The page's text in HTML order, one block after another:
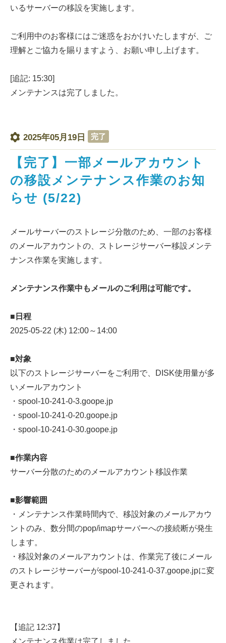
いるサーバーの移設を実施します。
ご利用中のお客様にはご迷惑をおかけいたしますが、ご
理解とご協力を賜りますよう、お願い申し上げます。
[追記: 15:30]
メンテナンスは完了しました。
2025年05月19日 完了
【完了】一部メールアカウント
の移設メンテナンス作業のお知
らせ (5/22)
メールサーバーのストレージ分散のため、一部のお客様
のメールアカウントの、ストレージサーバー移設メンテ
ナンス作業を実施します。
メンテナンス作業中もメールのご利用は可能です。
■日程
2025-05-22 (木) 12:00～14:00
■対象
以下のストレージサーバーをご利用で、DISK使用量が多
いメールアカウント
・spool-10-241-0-3.goope.jp
・spool-10-241-0-20.goope.jp
・spool-10-241-0-30.goope.jp
■作業内容
サーバー分散のためのメールアカウント移設作業
■影響範囲
・メンテナンス作業時間内で、移設対象のメールアカウ
ントのみ、数分間のpop/imapサーバーへの接続断が発生
します。
・移設対象のメールアカウントは、作業完了後にメール
のストレージサーバーがspool-10-241-0-37.goope.jpに変
更されます。
【追記 12:37】
メンテナンス作業は完了しました。